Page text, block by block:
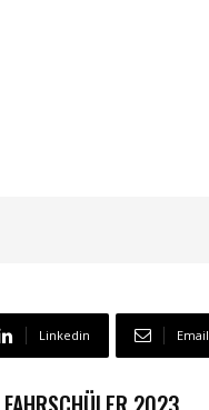
Linkedin Email